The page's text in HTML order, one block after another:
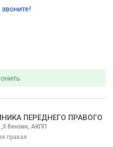
звоните!
ПЕРЕДНЕГО ПРАВОГО
бензин, АКПП
правая